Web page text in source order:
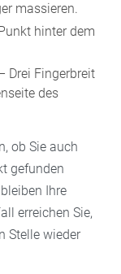
massieren.
hinter dem
Drei Fingerbreit
des
ob Sie auch
gefunden
Ihre
erreichen Sie,
Stelle wieder